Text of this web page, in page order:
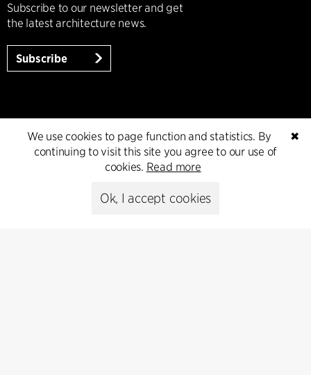
Subscribe to our newsletter and get
the latest architecture news.
Subscribe
✖
We use cookies to page function and statistics. By
continuing to visit this site you agree to our use of
cookies. Read more
Ok, I accept cookies